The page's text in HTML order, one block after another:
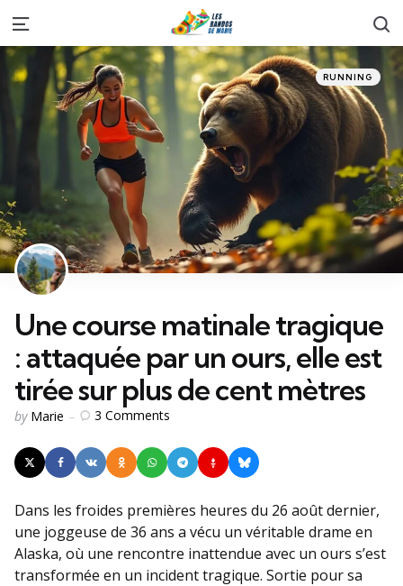
Menu
Categories
Posted
in
RUNNING
Une course matinale tragique
: attaquée par un ours, elle est
tirée sur plus de cent mètres
Posted
by Marie 3 Comments
Dans les froides premières heures du 26 août dernier,
une joggeuse de 36 ans a vécu un véritable drame en
Alaska, où une rencontre inattendue avec un ours s’est
transformée en un incident tragique. Sortie pour sa